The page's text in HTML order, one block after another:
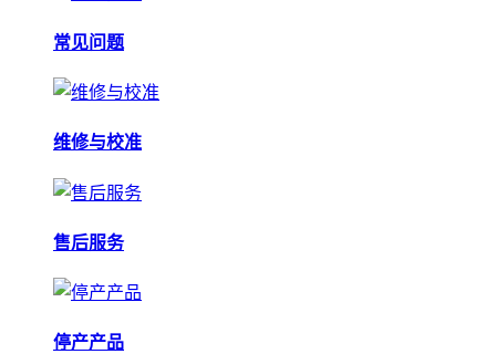
常见问题
维修与校准
售后服务
停产产品